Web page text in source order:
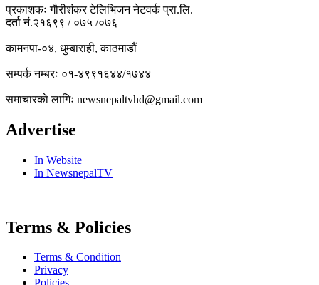
प्रकाशकः गौरीशंकर टेलिभिजन नेटवर्क प्रा.लि.
दर्ता नं.२१६९९ / ०७५ /०७६
कामनपा-०४, धुम्बाराही, काठमाडौं
सम्पर्क नम्बरः ०१-४९९१६४४/१७४४
समाचारकाे लागिः newsnepaltvhd@gmail.com
Advertise
In Website
In NewsnepalTV
Terms & Policies
Terms & Condition
Privacy